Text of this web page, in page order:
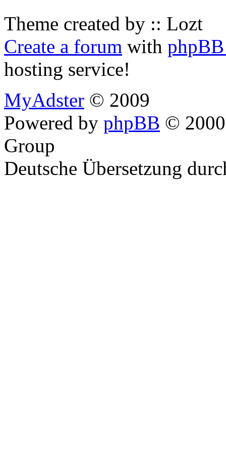
Theme created by :: Lozt
Create a forum with
hosting service!
MyAdster © 2009
Powered by phpBB ©
Group
Deutsche Übersetzung